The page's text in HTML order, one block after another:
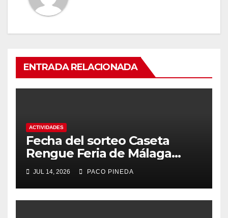
ENTRADA RELACIONADA
ACTIVIDADES
Fecha del sorteo Caseta
Rengue Feria de Málaga
2026
JUL 14, 2026 PACO PINEDA